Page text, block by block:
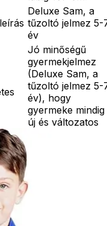
Deluxe Sam, a
tűzoltó jelmez 5-
év
Jó minőségű
gyermekjelmez
(Deluxe Sam, a
tűzoltó jelmez 5-
év), hogy
gyermeke mindig
új és változatos
30 C fokon